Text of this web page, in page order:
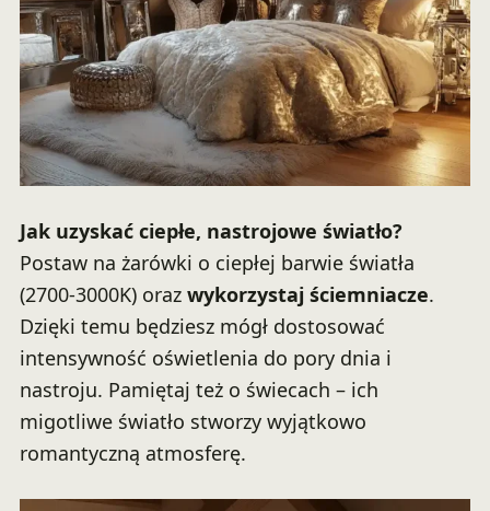
Jak uzyskać ciepłe, nastrojowe światło?
Postaw na żarówki o ciepłej barwie światła
(2700-3000K) oraz wykorzystaj ściemniacze.
Dzięki temu będziesz mógł dostosować
intensywność oświetlenia do pory dnia i
nastroju. Pamiętaj też o świecach – ich
migotliwe światło stworzy wyjątkowo
romantyczną atmosferę.